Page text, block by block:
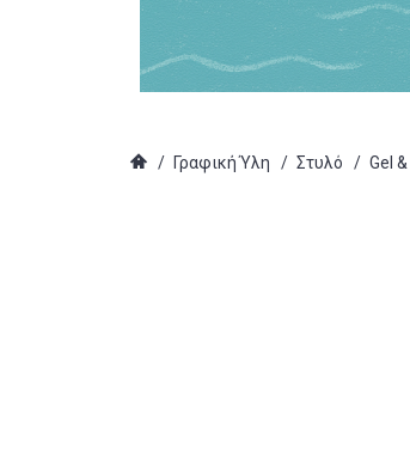
/ Γραφική Ύλη / Στυλό / Gel